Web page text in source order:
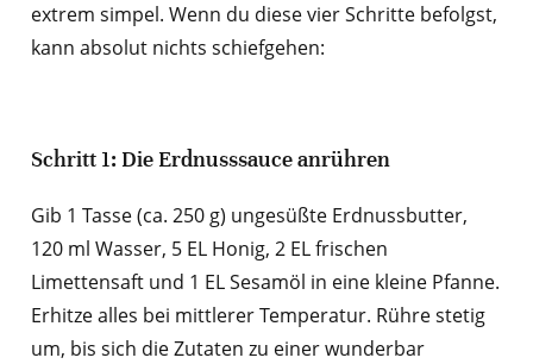
extrem simpel. Wenn du diese vier Schritte befolgst,
kann absolut nichts schiefgehen:
Schritt 1: Die Erdnusssauce anrühren
Gib 1 Tasse (ca. 250 g) ungesüßte Erdnussbutter,
120 ml Wasser, 5 EL Honig, 2 EL frischen
Limettensaft und 1 EL Sesamöl in eine kleine Pfanne.
Erhitze alles bei mittlerer Temperatur. Rühre stetig
um, bis sich die Zutaten zu einer wunderbar